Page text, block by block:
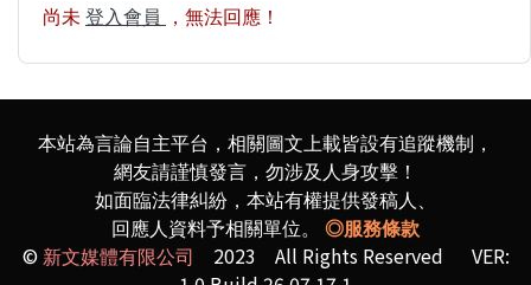
尚未 登入會員 ，無法回應！
本站為言論自主平台，相關圖文上載皆設有追蹤機制，
網友請謹慎發言，勿涉及人身攻擊！
如面臨法律糾紛，本站有權提供發稿人、
回應人資料予相關單位。 ◎服務條款
© 新文媒體有限公司 2023 All Rights Reserved VER: